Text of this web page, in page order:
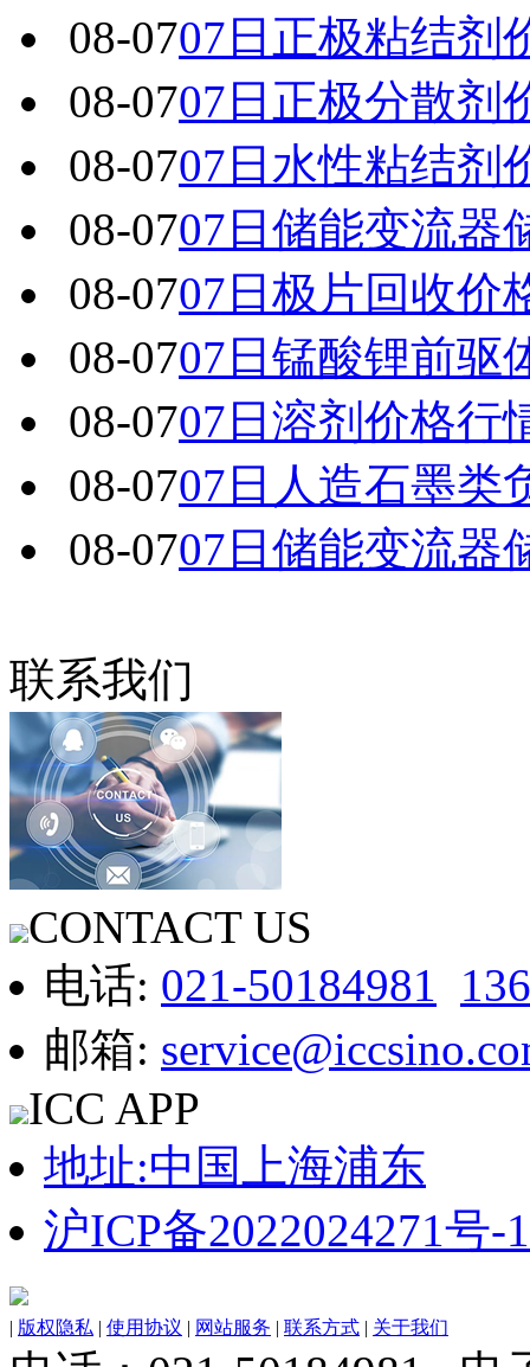
08-0707日正极粘结剂
08-0707日正极分散剂
08-0707日水性粘结剂
08-0707日储能变流器
08-0707日极片回收价
08-0707日锰酸锂前驱
08-0707日溶剂价格行
08-0707日人造石墨类
08-0707日储能变流器
联系我们
CONTACT US
电话: 021-50184981
邮箱:
ICC APP
地址:中国上海浦东
沪ICP备2022024271号-1
| 版权隐私 | 使用协议 | 网站服务 | 联系方式 | 关于我们